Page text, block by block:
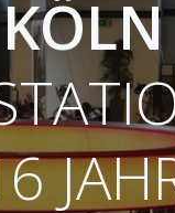
KÖLN